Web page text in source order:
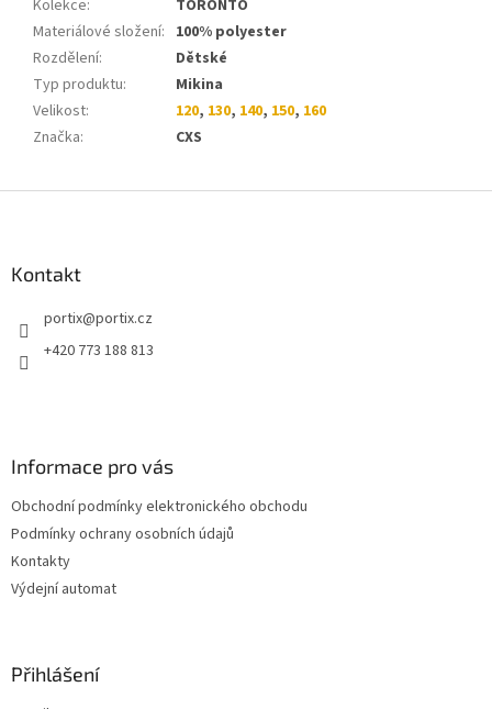
Kolekce:
TORONTO
Materiálové složení: 100% polyester
Rozdělení:
Dětské
Typ produktu:
Mikina
Velikost: 120, 130, 140, 150, 160
Značka: CXS
Kontakt
portix@portix.cz
+420 773 188 813
Informace pro vás
Obchodní podmínky elektronického obchodu
Podmínky ochrany osobních údajů
Kontakty
Výdejní automat
Přihlášení